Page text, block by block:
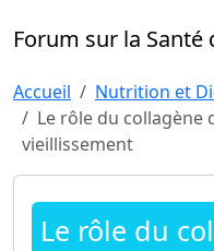
Forum sur la Santé
Accueil Nutrition et
Le rôle du collagène
vieillissement
Le rôle du